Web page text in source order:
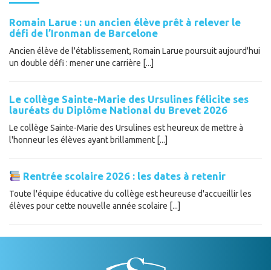
Romain Larue : un ancien élève prêt à relever le
défi de l’Ironman de Barcelone
Ancien élève de l'établissement, Romain Larue poursuit aujourd'hui
un double défi : mener une carrière [...]
Le collège Sainte-Marie des Ursulines félicite ses
lauréats du Diplôme National du Brevet 2026
Le collège Sainte-Marie des Ursulines est heureux de mettre à
l'honneur les élèves ayant brillamment [...]
Rentrée scolaire 2026 : les dates à retenir
Toute l'équipe éducative du collège est heureuse d'accueillir les
élèves pour cette nouvelle année scolaire [...]